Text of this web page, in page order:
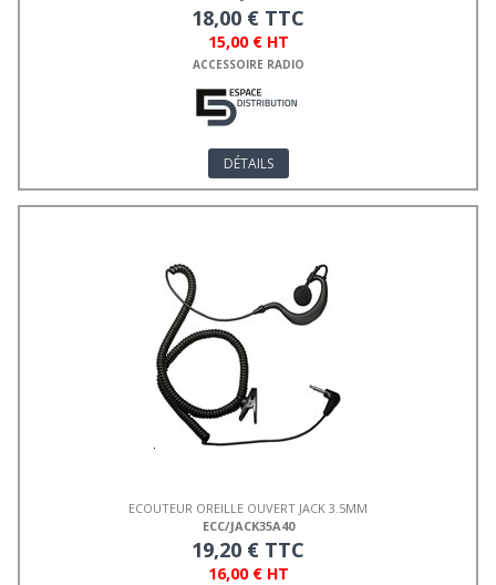
18,00 € TTC
15,00 € HT
ACCESSOIRE RADIO
DÉTAILS
ECOUTEUR OREILLE OUVERT JACK 3.5MM
ECC/JACK35A40
19,20 € TTC
16,00 € HT